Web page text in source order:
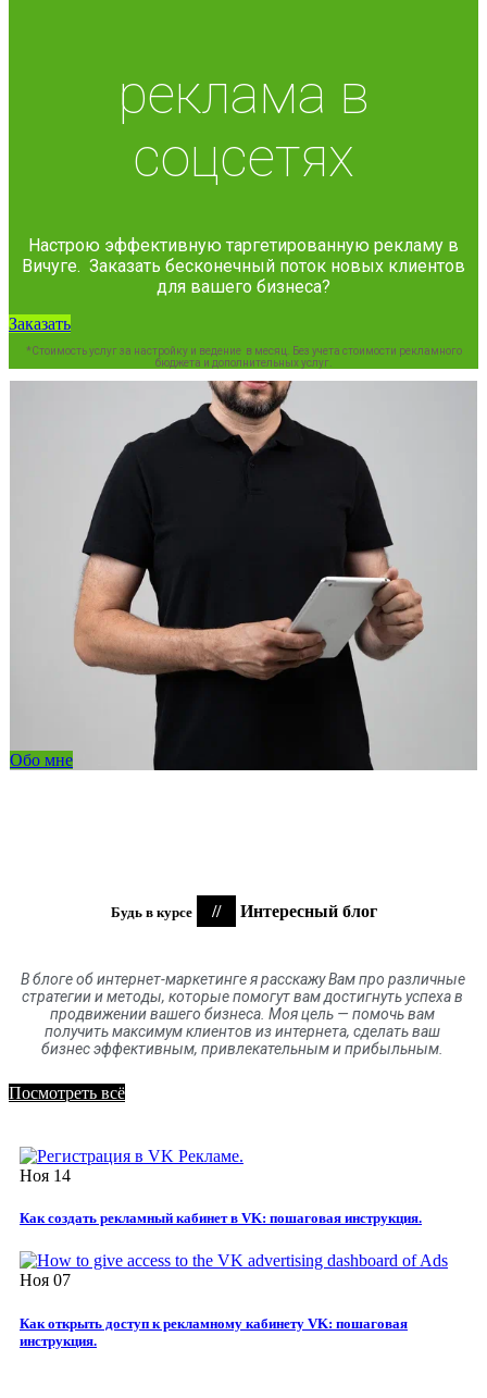
реклама в
соцсетях
Настрою эффективную таргетированную рекламу в
Вичуге. Заказать бесконечный поток новых клиентов
для вашего бизнеса?
Заказать
*Стоимость услуг за настройку и ведение в месяц. Без учета стоимости рекламного
бюджета и дополнительных услуг.
Обо мне
Будь в курсе // Интересный блог
В блогеобинтернет-маркетинге я расскажу Вам про различные
стратегии и методы, которые помогут вам достигнуть успеха в
продвижении вашего бизнеса. Моя цель — помочь вам
получить максимум клиентовизинтернета, сделать ваш
бизнес эффективным, привлекательным и прибыльным.
Посмотреть всё
Ноя 14
Как создать рекламный кабинет в VK: пошаговая инструкция.
Ноя 07
Как открыть доступ к рекламному кабинету VK: пошаговая
инструкция.